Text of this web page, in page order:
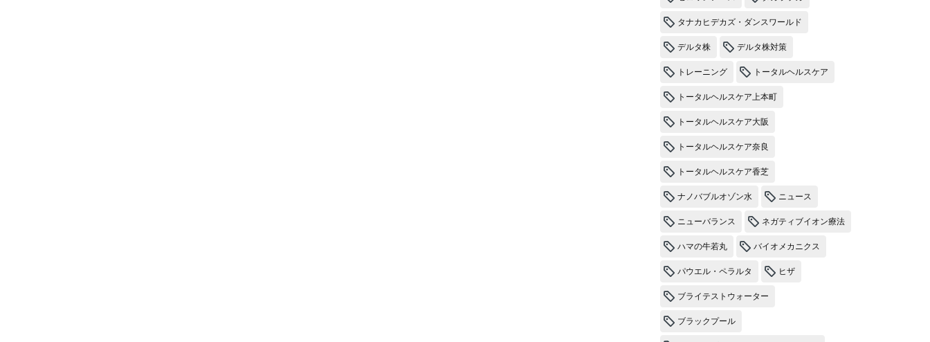
タナカヒデカズ・ダンスワールド
デルタ株 デルタ株対策
トレーニング トータルヘルスケア
トータルヘルスケア上本町
トータルヘルスケア大阪
トータルヘルスケア奈良
トータルヘルスケア香芝
ナノバブルオゾン水 ニュース
ニューバランス ネガティブイオン療法
ハマの牛若丸 バイオメカニクス
パウエル・ペラルタ ヒザ
ブライテストウォーター
ブラックプール